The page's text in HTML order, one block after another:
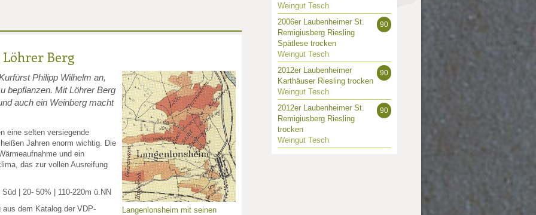
Berg
Langenlonsheim mit seinen
Philipp Wilhelm an,
bepflanzen. Mit Löhrer Berg
auch ein Weinberg macht
eine selten versiegende
Jahren enorm wichtig. Die
und ein
das zur vollen Ausreifung
| 20- 50% | 110-220m ü.NN
dem Katalog der VDP-
Weingut Tesch
90
2006er Laubenheimer St.
Remigiusberg Riesling
Spätlese trocken
Weingut Tesch
90
2012er Laubenheimer
Karthäuser Riesling trocken
Weingut Tesch
90
2012er Laubenheimer St.
Remigiusberg Riesling
trocken
Weingut Tesch